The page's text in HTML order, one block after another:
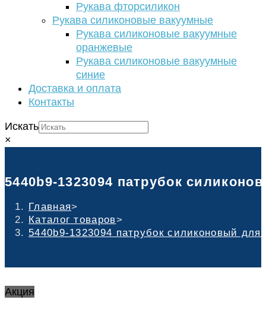
Рукава фторсиликон
Рукава силиконовые вакуумные
Рукава силиконовые вакуумные
оранжевые
Рукава силиконовые вакуумные
синие
Доставка и оплата
Контакты
Искать
×
5440b9-1323094 патрубок
Главная>
Каталог товаров>
5440b9-1323094 патрубок силиконовый
Акция